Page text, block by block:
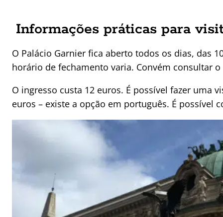
Informações práticas para
O Palácio Garnier fica aberto todos os dias, das
horário de fechamento varia. Convém consultar
O ingresso custa 12 euros. É possível fazer uma
euros – existe a opção em português. É possível